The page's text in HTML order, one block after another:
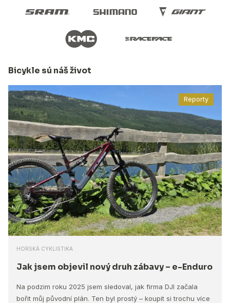
Bicykle sú náš život
Reporty
HORSKÁ CYKLISTIKA
Jak jsem objevil nový druh zábavy – e-Enduro
Na podzim roku 2025 jsem sledoval, jak firma DJI začala
bořit můj původní plán. Ten byl prostý – koupit si trochu více